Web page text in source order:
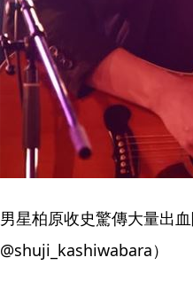
男星柏原收史驚傳大量出
@shuji_kashiwabara）